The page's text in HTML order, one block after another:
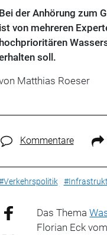
Bei der Anhörung zum
ist von mehreren
hochprioritären
soll.
Matthias Roeser
Kommentare
Das Thema
Florian Eck